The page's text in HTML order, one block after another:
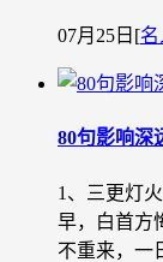
07月25日 [
80句影响深
1、三更灯
早，白首方
不重来，